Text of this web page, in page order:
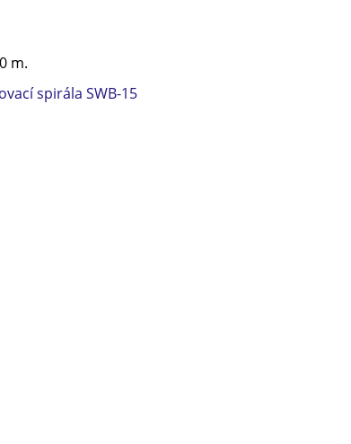
m.
spirála SWB-15